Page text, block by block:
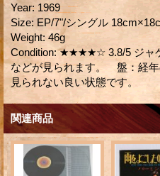
Year: 1969
Size: EP/7"/シングル
Weight: 46g
Condition: ★★★★☆ 3.8/5 ジャ
などが見られます。 盤：経
見られない良い状態です。
関連商品